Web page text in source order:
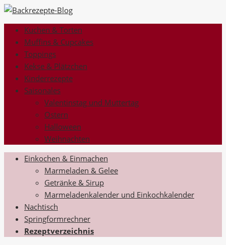
Kuchen & Torten
Muffins & Cupcakes
Toppings
Kekse & Plätzchen
Kinderrezepte
Saisonales
Valentinstag und Muttertag
Ostern
Halloween
Weihnachten
Einkochen & Einmachen
Marmeladen & Gelee
Getränke & Sirup
Marmeladenkalender und Einkochkalender
Nachtisch
Springformrechner
Rezeptverzeichnis